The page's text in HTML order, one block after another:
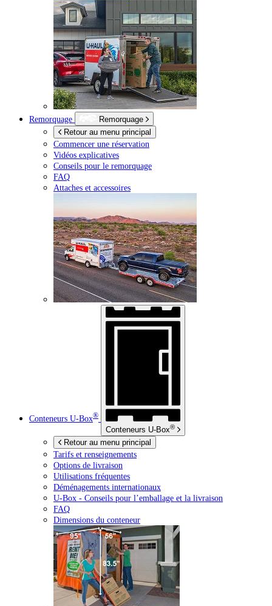
Remorquage
Remorquage
Retour au menu principal
Commencer une réservation
Vidéos explicatives
Conseils pour le remorquage
FAQ
Attaches et accessoires
Conteneurs U-Box®
Conteneurs U-Box®
Retour au menu principal
Tarifs et renseignements
Options de livraison
Utilisations fréquentes
Déménagements internationaux
U-Box - Conseils pour l’emballage et la livraison
FAQ
Dimensions du conteneur